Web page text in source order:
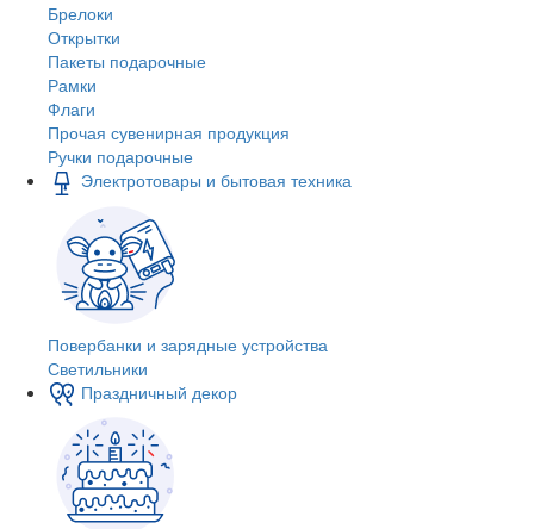
Брелоки
Открытки
Пакеты подарочные
Рамки
Флаги
Прочая сувенирная продукция
Ручки подарочные
Электротовары и бытовая техника
Повербанки и зарядные устройства
Светильники
Праздничный декор